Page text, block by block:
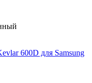
600D для Samsung